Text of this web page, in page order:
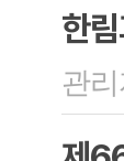
한
관